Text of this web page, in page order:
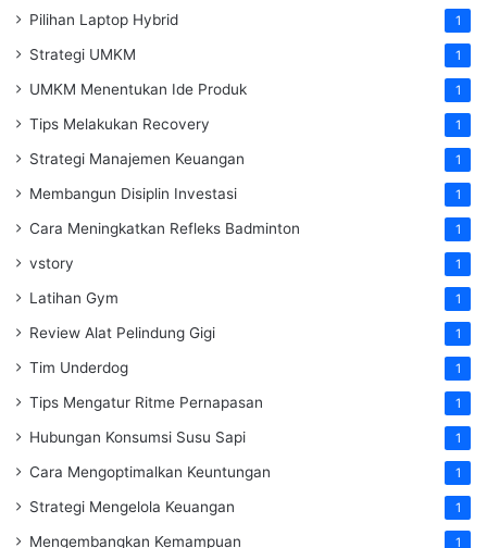
Pilihan Laptop Hybrid 1
Strategi UMKM 1
UMKM Menentukan Ide Produk 1
Tips Melakukan Recovery 1
Strategi Manajemen Keuangan 1
Membangun Disiplin Investasi 1
Cara Meningkatkan Refleks Badminton 1
vstory 1
Latihan Gym 1
Review Alat Pelindung Gigi 1
Tim Underdog 1
Tips Mengatur Ritme Pernapasan 1
Hubungan Konsumsi Susu Sapi 1
Cara Mengoptimalkan Keuntungan 1
Strategi Mengelola Keuangan 1
Mengembangkan Kemampuan 1